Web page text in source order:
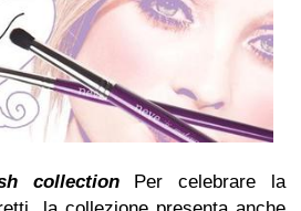
collection
Per celebrare la